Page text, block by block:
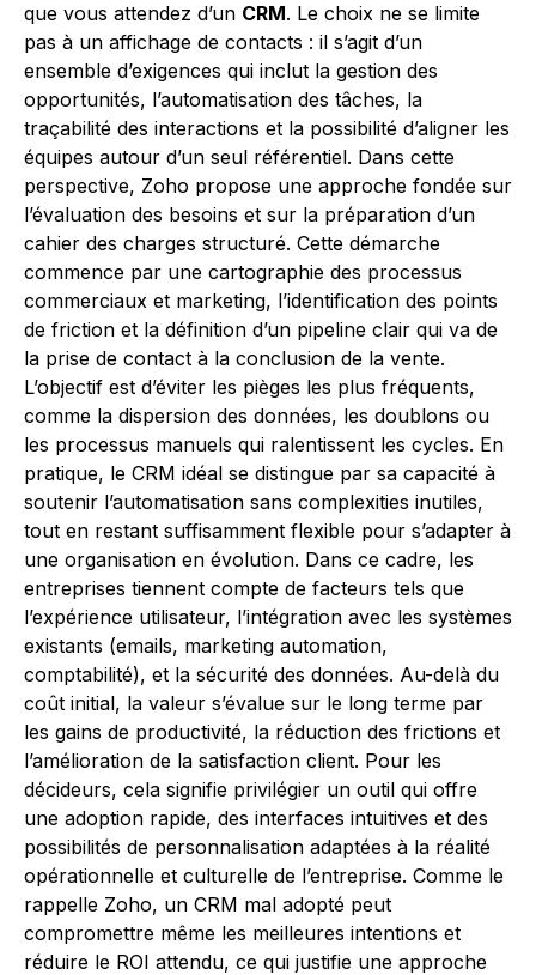
que vous attendez d’un CRM. Le choix ne se limite
pas à un affichage de contacts : il s’agit d’un
ensemble d’exigences qui inclut la gestion des
opportunités, l’automatisation des tâches, la
traçabilité des interactions et la possibilité d’aligner les
équipes autour d’un seul référentiel. Dans cette
perspective, Zoho propose une approche fondée sur
l’évaluation des besoins et sur la préparation d’un
cahier des charges structuré. Cette démarche
commence par une cartographie des processus
commerciaux et marketing, l’identification des points
de friction et la définition d’un pipeline clair qui va de
la prise de contact à la conclusion de la vente.
L’objectif est d’éviter les pièges les plus fréquents,
comme la dispersion des données, les doublons ou
les processus manuels qui ralentissent les cycles. En
pratique, le CRM idéal se distingue par sa capacité à
soutenir l’automatisation sans complexities inutiles,
tout en restant suffisamment flexible pour s’adapter à
une organisation en évolution. Dans ce cadre, les
entreprises tiennent compte de facteurs tels que
l’expérience utilisateur, l’intégration avec les systèmes
existants (emails, marketing automation,
comptabilité), et la sécurité des données. Au-delà du
coût initial, la valeur s’évalue sur le long terme par
les gains de productivité, la réduction des frictions et
l’amélioration de la satisfaction client. Pour les
décideurs, cela signifie privilégier un outil qui offre
une adoption rapide, des interfaces intuitives et des
possibilités de personnalisation adaptées à la réalité
opérationnelle et culturelle de l’entreprise. Comme le
rappelle Zoho, un CRM mal adopté peut
compromettre même les meilleures intentions et
réduire le ROI attendu, ce qui justifie une approche